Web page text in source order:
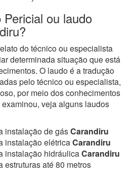
ou laudo
do técnico ou especialista
determinada situação que está
O laudo é a tradução
pelo técnico ou especialista,
por meio dos conhecimentos
veja alguns laudos
instalação de gásCarandiru
instalação elétricaCarandiru
instalação hidráulicaCarandiru
estruturas até 80 metros